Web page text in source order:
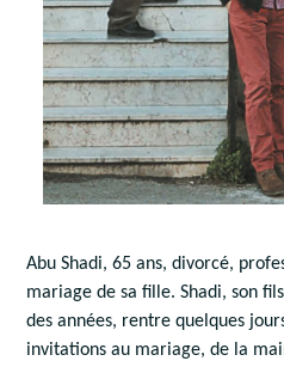
Abu Shadi, 65 ans, divorcé,
mariage de sa fille. Shadi, son
des années, rentre quelques
invitations au mariage, de la